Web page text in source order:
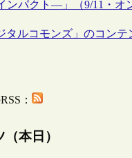
ンパクト―」（9/11・オ
タルコモンズ」のコンテ
：
本日）